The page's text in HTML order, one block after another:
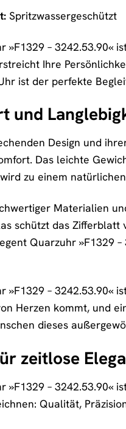
Spritzwassergeschützt
»F1329 – 3242.53.90«
Ihre
ist der perfekte
und
Design und
Das leichte
zu einem
Materialien
schützt das Zifferblatt
Quarzuhr »F1329
»F1329 – 3242.53.90«
Herzen kommt, und
dieses
zeitlose
»F1329 – 3242.53.90«
Qualität,